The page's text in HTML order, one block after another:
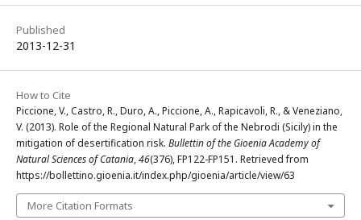
Published
2013-12-31
How to Cite
Piccione, V., Castro, R., Duro, A., Piccione, A., Rapicavoli, R., & Veneziano,
V. (2013). Role of the Regional Natural Park of the Nebrodi (Sicily) in the
mitigation of desertification risk. Bullettin of the Gioenia Academy of
Natural Sciences of Catania,46(376), FP122-FP151. Retrieved from
https://bollettino.gioenia.it/index.php/gioenia/article/view/63
More Citation Formats